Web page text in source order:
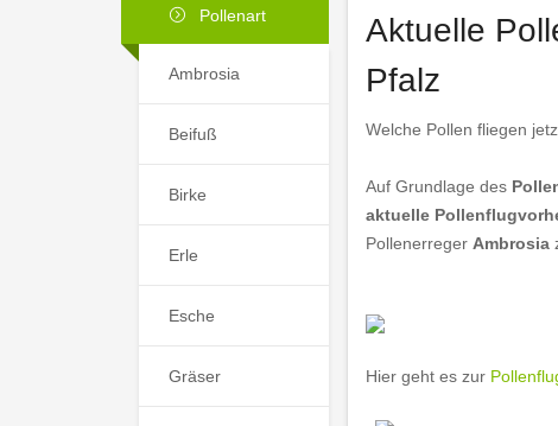
Pollenart
Ambrosia
Beifuß
Birke
Erle
Esche
Gräser
Aktuelle
Pfalz
Welche Pollen fliegen
Auf Grundlage des
aktuelle
Pollenerreger Ambrosia
Hier geht es zur